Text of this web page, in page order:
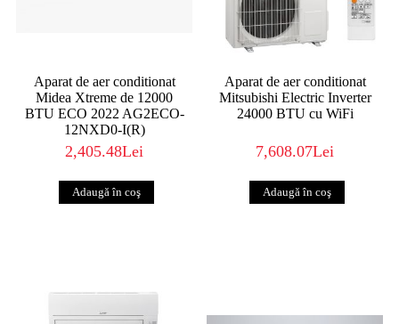
Aparat de aer conditionat
Midea Xtreme de 12000
BTU ECO 2022 AG2ECO-
12NXD0-I(R)
2,405.48Lei
Aparat de aer conditionat
Mitsubishi Electric Inverter
24000 BTU cu WiFi
7,608.07Lei